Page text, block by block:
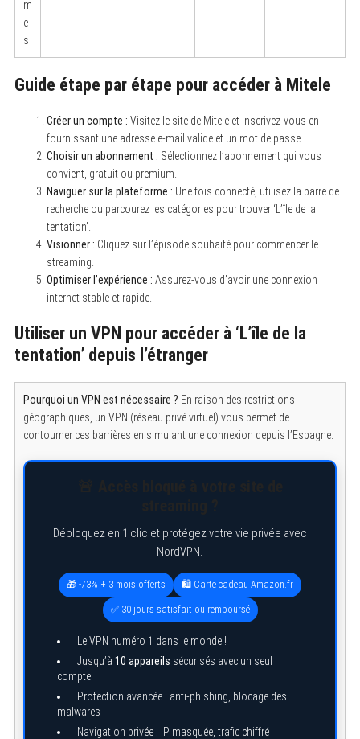
m
e
s
Guide étape par étape pour accéder à Mitele
Créer un compte : Visitez le site de Mitele et inscrivez-vous en
fournissant une adresse e-mail valide et un mot de passe.
Choisir un abonnement : Sélectionnez l’abonnement qui vous
convient, gratuit ou premium.
Naviguer sur la plateforme : Une fois connecté, utilisez la barre de
recherche ou parcourez les catégories pour trouver ‘L’île de la
tentation’.
Visionner : Cliquez sur l’épisode souhaité pour commencer le
streaming.
Optimiser l’expérience : Assurez-vous d’avoir une connexion
internet stable et rapide.
Utiliser un VPN pour accéder à ‘L’île de la
tentation’ depuis l’étranger
Pourquoi un VPN est nécessaire ? En raison des restrictions
géographiques, un VPN (réseau privé virtuel) vous permet de
contourner ces barrières en simulant une connexion depuis l’Espagne.
Débloquez en 1 clic et protégez votre vie privée avec
NordVPN.
🎁 -73% + 3 mois offerts 🛍️ Carte cadeau Amazon.fr
✅ 30 jours satisfait ou remboursé
Le VPN numéro 1 dans le monde !
Jusqu’à 10 appareils sécurisés avec un seul
compte
Protection avancée : anti-phishing, blocage des
malwares
Navigation privée : IP masquée, trafic chiffré